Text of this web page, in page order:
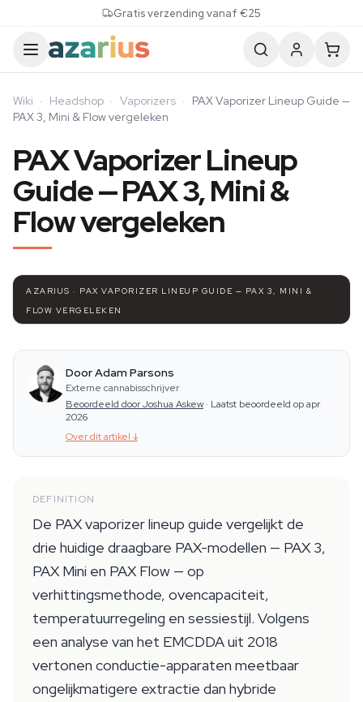
Gratis verzending vanaf €25
Wiki · Headshop · Vaporizers · PAX Vaporizer Lineup Guide —
PAX 3, Mini & Flow vergeleken
PAX Vaporizer Lineup
Guide — PAX 3, Mini &
Flow vergeleken
AZARIUS · PAX VAPORIZER LINEUP GUIDE — PAX 3, MINI &
FLOW VERGELEKEN
Door Adam Parsons
Externe cannabisschrijver
Beoordeeld door Joshua Askew · Laatst beoordeeld op apr
2026
Over dit artikel ↓
DEFINITION
De PAX vaporizer lineup guide vergelijkt de
drie huidige draagbare PAX-modellen — PAX 3,
PAX Mini en PAX Flow — op
verhittingsmethode, ovencapaciteit,
temperatuurregeling en sessiestijl. Volgens
een analyse van het EMCDDA uit 2018
vertonen conductie-apparaten meetbaar
ongelijkmatigere extractie dan hybride